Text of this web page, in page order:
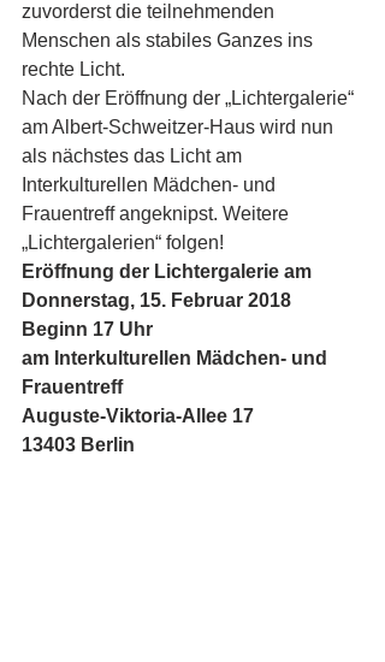
zuvorderst die teilnehmenden
Menschen als stabiles Ganzes ins
rechte Licht.
Nach der Eröffnung der „Lichtergalerie“
am Albert-Schweitzer-Haus wird nun
als nächstes das Licht am
Interkulturellen Mädchen- und
Frauentreff angeknipst. Weitere
„Lichtergalerien“ folgen!
Eröffnung der Lichtergalerie am
Donnerstag, 15. Februar 2018
Beginn 17 Uhr
am Interkulturellen Mädchen- und
Frauentreff
Auguste-Viktoria-Allee 17
13403 Berlin